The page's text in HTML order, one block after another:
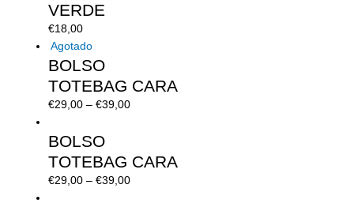
VERDE
€18,00
Agotado
BOLSO
TOTEBAG CARA
€29,00 –€39,00
BOLSO
TOTEBAG CARA
€29,00 –€39,00